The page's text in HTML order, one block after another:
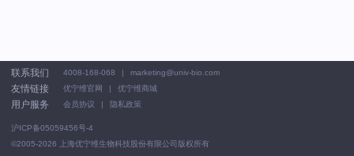
联系我们 4008-168-068 marketing@univ-bio.com
友情链接 优宁维官网 优宁维商城
用户服务 会员协议 隐私政策
沪ICP备05059456号-4
©2005-2026 上海优宁维生物科技股份有限公司版权所有